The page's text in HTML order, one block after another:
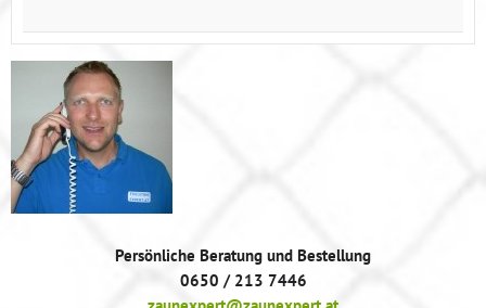
Persönliche Beratung und Bestellung
0650 / 213 7446